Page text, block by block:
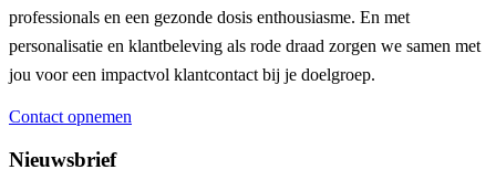
professionals en een gezonde dosis enthousiasme. En met
personalisatie en klantbeleving als rode draad zorgen we samen met
jou voor een impactvol klantcontact bij je doelgroep.
Contact opnemen
Nieuwsbrief